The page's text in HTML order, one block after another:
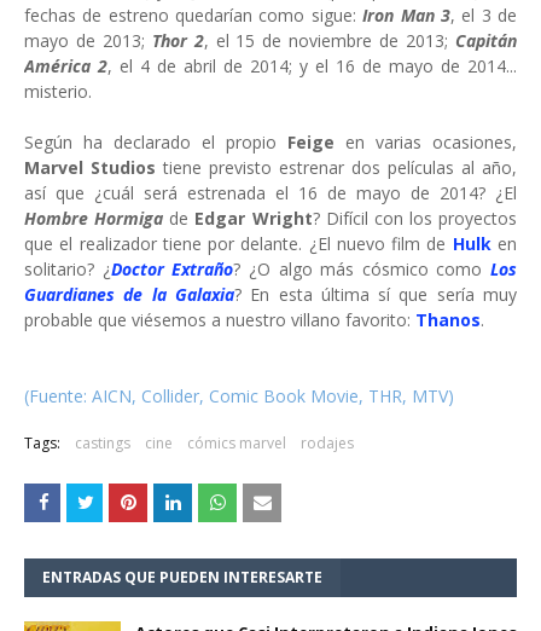
fechas de estreno quedarían como sigue:Iron Man 3, el 3 de
mayo de 2013; Thor 2, el 15 de noviembre de 2013; Capitán
América 2, el 4 de abril de 2014; y el 16 de mayo de 2014...
misterio.
Según ha declarado el propio Feige en varias ocasiones,
Marvel Studios tiene previsto estrenar dos películas al año,
así que ¿cuál será estrenada el 16 de mayo de 2014? ¿El
Hombre Hormiga de Edgar Wright? Difícil con los proyectos
que el realizador tiene por delante. ¿El nuevo film de Hulk en
solitario? ¿Doctor Extraño? ¿O algo más cósmico como Los
Guardianes de la Galaxia? En esta última sí que sería muy
probable que viésemos a nuestro villano favorito: Thanos.
(Fuente: AICN, Collider, Comic Book Movie, THR, MTV)
Tags: castings cine cómics marvel rodajes
ENTRADAS QUE PUEDEN INTERESARTE